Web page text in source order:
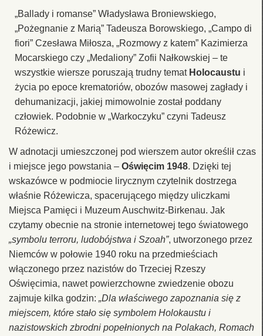
„Ballady i romanse” Władysława Broniewskiego,
„Pożegnanie z Marią” Tadeusza Borowskiego, „Campo di
fiori” Czesława Miłosza, „Rozmowy z katem” Kazimierza
Mocarskiego czy „Medaliony” Zofii Nałkowskiej – te
wszystkie wiersze poruszają trudny temat Holocaustu i
życia po epoce krematoriów, obozów masowej zagłady i
dehumanizacji, jakiej mimowolnie został poddany
człowiek. Podobnie w „Warkoczyku” czyni Tadeusz
Różewicz.
W adnotacji umieszczonej pod wierszem autor określił czas
i miejsce jego powstania – Oświęcim 1948. Dzięki tej
wskazówce w podmiocie lirycznym czytelnik dostrzega
właśnie Różewicza, spacerującego między uliczkami
Miejsca Pamięci i Muzeum Auschwitz-Birkenau. Jak
czytamy obecnie na stronie internetowej tego światowego
„symbolu terroru, ludobójstwa i Szoah”, utworzonego przez
Niemców w połowie 1940 roku na przedmieściach
włączonego przez nazistów do Trzeciej Rzeszy
Oświęcimia, nawet powierzchowne zwiedzenie obozu
zajmuje kilka godzin: „Dla właściwego zapoznania się z
miejscem, które stało się symbolem Holokaustu i
nazistowskich zbrodni popełnionych na Polakach, Romach